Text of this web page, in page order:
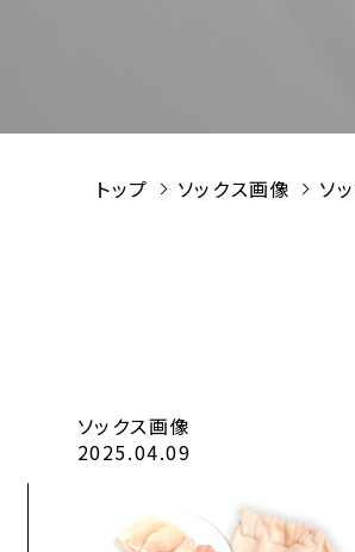
トップ ソックス画像 ソ
ソックス画像
2025.04.09